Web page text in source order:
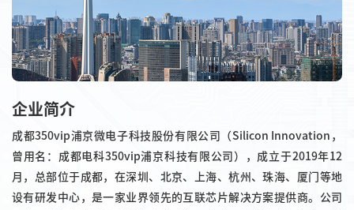
企业简介
成都350vip浦京微电子科技股份有限公司（Silicon Innovation，
曾用名：成都电科350vip浦京科技有限公司），成立于2019年12
月，总部位于成都，在深圳、北京、上海、杭州、珠海、厦门等地
设有研发中心，是一家业界领先的互联芯片解决方案提供商。公司